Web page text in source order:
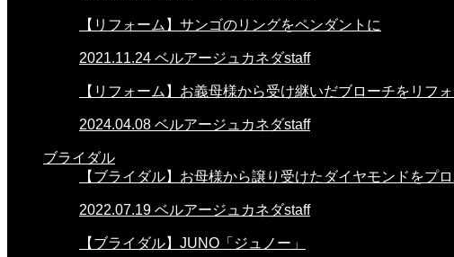
【リフォーム】サンゴのリングをペンダントに
2021.11.24 ベルアージュカネダstaff
【リフォーム】お義母様から受け継いだブローチをリフ
2024.04.08 ベルアージュカネダstaff
ブライダル
【ブライダル】お母様から譲り受けたダイヤモンドをプ
2022.07.19 ベルアージュカネダstaff
【ブライダル】JUNO「ジュノー」